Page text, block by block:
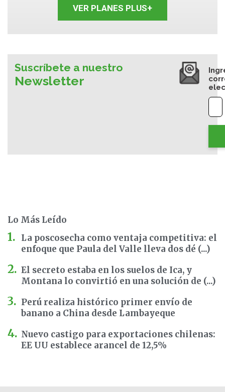
VER PLANES PLUS+
Suscríbete a nuestro
Newsletter
Lo Más Leído
La poscosecha como ventaja competitiva: el
enfoque que Paula del Valle lleva dos dé (...)
El secreto estaba en los suelos de Ica, y
Montana lo convirtió en una solución de (...)
Perú realiza histórico primer envío de
banano a China desde Lambayeque
Nuevo castigo para exportaciones chilenas:
EE UU establece arancel de 12,5%